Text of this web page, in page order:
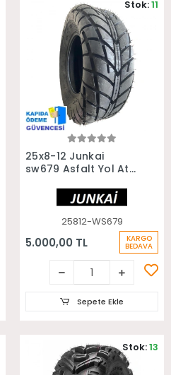
Sepete Ekle
25x8-12 Junkai
sw679 Asfalt Yol Atv
25812-WS679
5.000,00 TL KARGO
BEDAVA
Stok:11
Sepete Ekle
Stok:13